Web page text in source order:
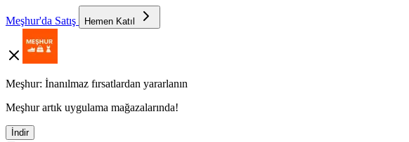
Meşhur'da Satış Hemen Katıl
Meşhur: İnanılmaz fırsatlardan yararlanın
Meşhur artık uygulama mağazalarında!
İndir